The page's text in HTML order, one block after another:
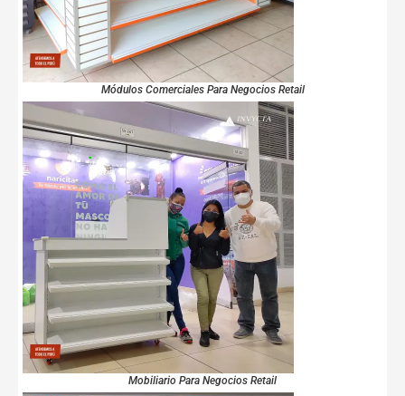
Módulos Comerciales Para Negocios Retail
Mobiliario Para Negocios Retail